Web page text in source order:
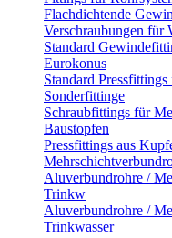
Flachdichtende
Verschraubungen für
Standard
Eurokonus
Standard
Sonderfittinge
Schraubfittings für
Baustopfen
Pressfittings aus
Aluverbundrohre /
Trinkw
Aluverbundrohre /
Trinkwasser